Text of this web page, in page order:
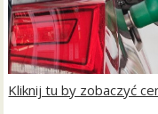
Kliknij tu by zobaczyć